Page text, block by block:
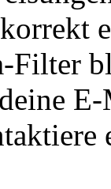
Filter